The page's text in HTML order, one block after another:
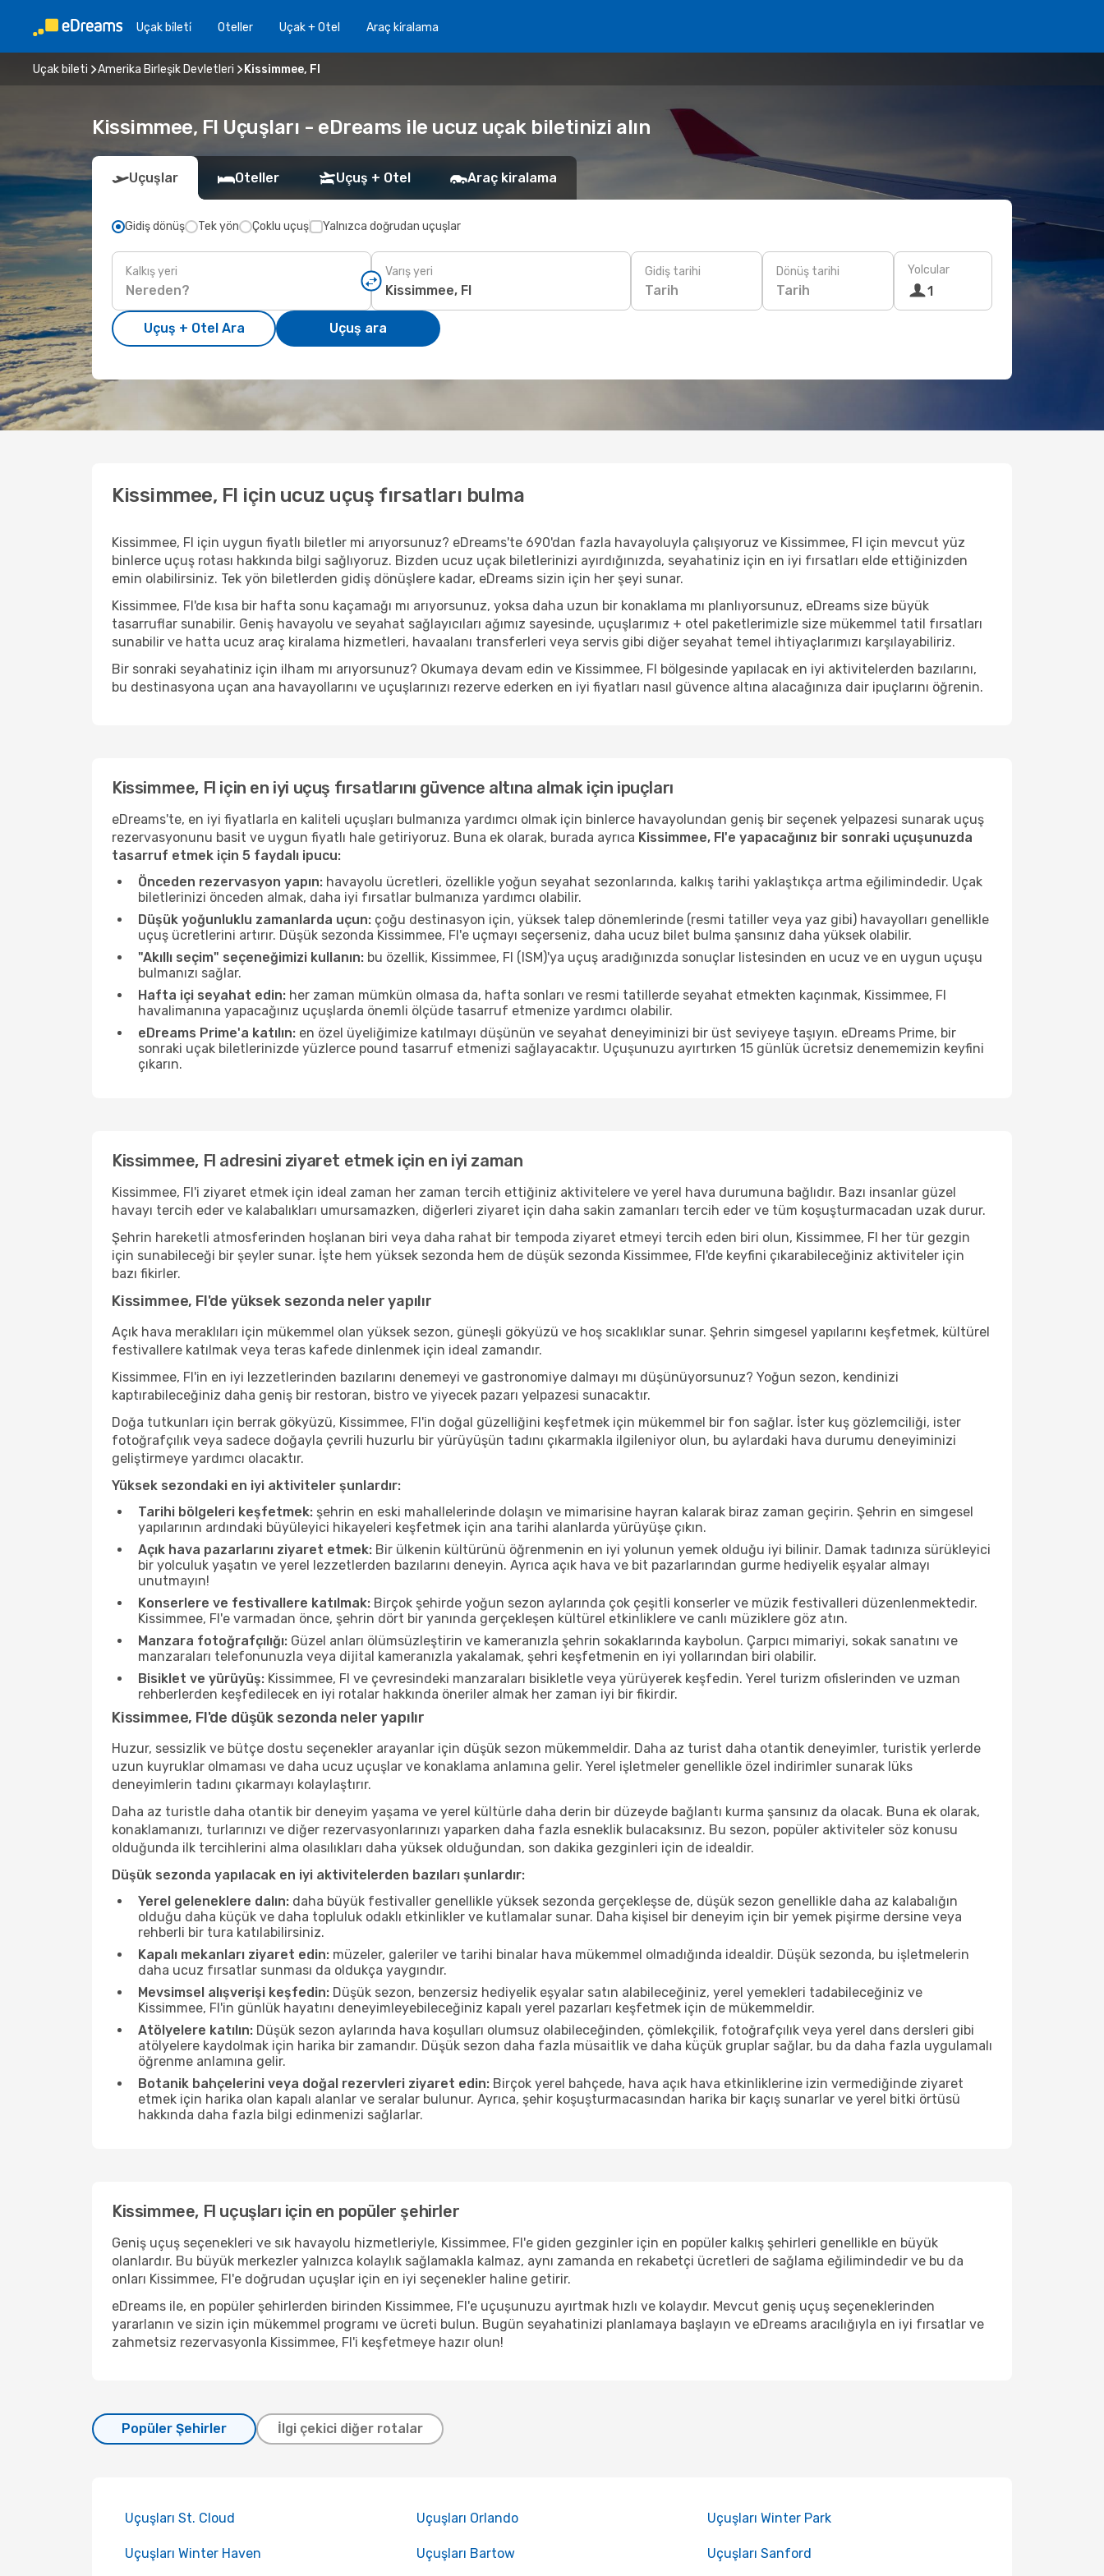
Uçak bi̇leti̇ Oteller Uçak + Otel Araç ki̇ralama
Uçak bileti Amerika Birleşik Devletleri Kissimmee, Fl
Kissimmee, Fl Uçuşları - eDreams ile ucuz uçak biletinizi alın
Uçuşlar Oteller Uçuş + Otel Araç kiralama
Gidiş dönüş Tek yön Çoklu uçuş Yalnızca doğrudan uçuşlar
Kalkış yeri Varış yeri Gidiş tarihi
Tarih
Dönüş tarihi
Tarih
Yolcular
1
Uçuş + Otel Ara Uçuş ara
Kissimmee, Fl için ucuz uçuş fırsatları bulma
Kissimmee, Fl için uygun fiyatlı biletler mi arıyorsunuz? eDreams'te 690'dan fazla havayoluyla çalışıyoruz ve Kissimmee, Fl için mevcut yüz
binlerce uçuş rotası hakkında bilgi sağlıyoruz. Bizden ucuz uçak biletlerinizi ayırdığınızda, seyahatiniz için en iyi fırsatları elde ettiğinizden
emin olabilirsiniz. Tek yön biletlerden gidiş dönüşlere kadar, eDreams sizin için her şeyi sunar.
Kissimmee, Fl'de kısa bir hafta sonu kaçamağı mı arıyorsunuz, yoksa daha uzun bir konaklama mı planlıyorsunuz, eDreams size büyük
tasarruflar sunabilir. Geniş havayolu ve seyahat sağlayıcıları ağımız sayesinde, uçuşlarımız + otel paketlerimizle size mükemmel tatil fırsatları
sunabilir ve hatta ucuz araç kiralama hizmetleri, havaalanı transferleri veya servis gibi diğer seyahat temel ihtiyaçlarımızı karşılayabiliriz.
Bir sonraki seyahatiniz için ilham mı arıyorsunuz? Okumaya devam edin ve Kissimmee, Fl bölgesinde yapılacak en iyi aktivitelerden bazılarını,
bu destinasyona uçan ana havayollarını ve uçuşlarınızı rezerve ederken en iyi fiyatları nasıl güvence altına alacağınıza dair ipuçlarını öğrenin.
Kissimmee, Fl için en iyi uçuş fırsatlarını güvence altına almak için ipuçları
eDreams'te, en iyi fiyatlarla en kaliteli uçuşları bulmanıza yardımcı olmak için binlerce havayolundan geniş bir seçenek yelpazesi sunarak uçuş
rezervasyonunu basit ve uygun fiyatlı hale getiriyoruz. Buna ek olarak, burada ayrıca Kissimmee, Fl'e yapacağınız bir sonraki uçuşunuzda
tasarruf etmek için 5 faydalı ipucu:
Önceden rezervasyon yapın: havayolu ücretleri, özellikle yoğun seyahat sezonlarında, kalkış tarihi yaklaştıkça artma eğilimindedir. Uçak
biletlerinizi önceden almak, daha iyi fırsatlar bulmanıza yardımcı olabilir.
Düşük yoğunluklu zamanlarda uçun: çoğu destinasyon için, yüksek talep dönemlerinde (resmi tatiller veya yaz gibi) havayolları genellikle
uçuş ücretlerini artırır. Düşük sezonda Kissimmee, Fl'e uçmayı seçerseniz, daha ucuz bilet bulma şansınız daha yüksek olabilir.
"Akıllı seçim" seçeneğimizi kullanın: bu özellik, Kissimmee, Fl (ISM)'ya uçuş aradığınızda sonuçlar listesinden en ucuz ve en uygun uçuşu
bulmanızı sağlar.
Hafta içi seyahat edin: her zaman mümkün olmasa da, hafta sonları ve resmi tatillerde seyahat etmekten kaçınmak, Kissimmee, Fl
havalimanına yapacağınız uçuşlarda önemli ölçüde tasarruf etmenize yardımcı olabilir.
eDreams Prime'a katılın: en özel üyeliğimize katılmayı düşünün ve seyahat deneyiminizi bir üst seviyeye taşıyın. eDreams Prime, bir
sonraki uçak biletlerinizde yüzlerce pound tasarruf etmenizi sağlayacaktır. Uçuşunuzu ayırtırken 15 günlük ücretsiz denememizin keyfini
çıkarın.
Kissimmee, Fl adresini ziyaret etmek için en iyi zaman
Kissimmee, Fl'i ziyaret etmek için ideal zaman her zaman tercih ettiğiniz aktivitelere ve yerel hava durumuna bağlıdır. Bazı insanlar güzel
havayı tercih eder ve kalabalıkları umursamazken, diğerleri ziyaret için daha sakin zamanları tercih eder ve tüm koşuşturmacadan uzak durur.
Şehrin hareketli atmosferinden hoşlanan biri veya daha rahat bir tempoda ziyaret etmeyi tercih eden biri olun, Kissimmee, Fl her tür gezgin
için sunabileceği bir şeyler sunar. İşte hem yüksek sezonda hem de düşük sezonda Kissimmee, Fl'de keyfini çıkarabileceğiniz aktiviteler için
bazı fikirler.
Kissimmee, Fl'de yüksek sezonda neler yapılır
Açık hava meraklıları için mükemmel olan yüksek sezon, güneşli gökyüzü ve hoş sıcaklıklar sunar. Şehrin simgesel yapılarını keşfetmek, kültürel
festivallere katılmak veya teras kafede dinlenmek için ideal zamandır.
Kissimmee, Fl'in en iyi lezzetlerinden bazılarını denemeyi ve gastronomiye dalmayı mı düşünüyorsunuz? Yoğun sezon, kendinizi
kaptırabileceğiniz daha geniş bir restoran, bistro ve yiyecek pazarı yelpazesi sunacaktır.
Doğa tutkunları için berrak gökyüzü, Kissimmee, Fl'in doğal güzelliğini keşfetmek için mükemmel bir fon sağlar. İster kuş gözlemciliği, ister
fotoğrafçılık veya sadece doğayla çevrili huzurlu bir yürüyüşün tadını çıkarmakla ilgileniyor olun, bu aylardaki hava durumu deneyiminizi
geliştirmeye yardımcı olacaktır.
Yüksek sezondaki en iyi aktiviteler şunlardır:
Tarihi bölgeleri keşfetmek: şehrin en eski mahallelerinde dolaşın ve mimarisine hayran kalarak biraz zaman geçirin. Şehrin en simgesel
yapılarının ardındaki büyüleyici hikayeleri keşfetmek için ana tarihi alanlarda yürüyüşe çıkın.
Açık hava pazarlarını ziyaret etmek: Bir ülkenin kültürünü öğrenmenin en iyi yolunun yemek olduğu iyi bilinir. Damak tadınıza sürükleyici
bir yolculuk yaşatın ve yerel lezzetlerden bazılarını deneyin. Ayrıca açık hava ve bit pazarlarından gurme hediyelik eşyalar almayı
unutmayın!
Konserlere ve festivallere katılmak: Birçok şehirde yoğun sezon aylarında çok çeşitli konserler ve müzik festivalleri düzenlenmektedir.
Kissimmee, Fl'e varmadan önce, şehrin dört bir yanında gerçekleşen kültürel etkinliklere ve canlı müziklere göz atın.
Manzara fotoğrafçılığı: Güzel anları ölümsüzleştirin ve kameranızla şehrin sokaklarında kaybolun. Çarpıcı mimariyi, sokak sanatını ve
manzaraları telefonunuzla veya dijital kameranızla yakalamak, şehri keşfetmenin en iyi yollarından biri olabilir.
Bisiklet ve yürüyüş: Kissimmee, Fl ve çevresindeki manzaraları bisikletle veya yürüyerek keşfedin. Yerel turizm ofislerinden ve uzman
rehberlerden keşfedilecek en iyi rotalar hakkında öneriler almak her zaman iyi bir fikirdir.
Kissimmee, Fl'de düşük sezonda neler yapılır
Huzur, sessizlik ve bütçe dostu seçenekler arayanlar için düşük sezon mükemmeldir. Daha az turist daha otantik deneyimler, turistik yerlerde
uzun kuyruklar olmaması ve daha ucuz uçuşlar ve konaklama anlamına gelir. Yerel işletmeler genellikle özel indirimler sunarak lüks
deneyimlerin tadını çıkarmayı kolaylaştırır.
Daha az turistle daha otantik bir deneyim yaşama ve yerel kültürle daha derin bir düzeyde bağlantı kurma şansınız da olacak. Buna ek olarak,
konaklamanızı, turlarınızı ve diğer rezervasyonlarınızı yaparken daha fazla esneklik bulacaksınız. Bu sezon, popüler aktiviteler söz konusu
olduğunda ilk tercihlerini alma olasılıkları daha yüksek olduğundan, son dakika gezginleri için de idealdir.
Düşük sezonda yapılacak en iyi aktivitelerden bazıları şunlardır:
Yerel geleneklere dalın: daha büyük festivaller genellikle yüksek sezonda gerçekleşse de, düşük sezon genellikle daha az kalabalığın
olduğu daha küçük ve daha topluluk odaklı etkinlikler ve kutlamalar sunar. Daha kişisel bir deneyim için bir yemek pişirme dersine veya
rehberli bir tura katılabilirsiniz.
Kapalı mekanları ziyaret edin: müzeler, galeriler ve tarihi binalar hava mükemmel olmadığında idealdir. Düşük sezonda, bu işletmelerin
daha ucuz fırsatlar sunması da oldukça yaygındır.
Mevsimsel alışverişi keşfedin: Düşük sezon, benzersiz hediyelik eşyalar satın alabileceğiniz, yerel yemekleri tadabileceğiniz ve
Kissimmee, Fl'in günlük hayatını deneyimleyebileceğiniz kapalı yerel pazarları keşfetmek için de mükemmeldir.
Atölyelere katılın: Düşük sezon aylarında hava koşulları olumsuz olabileceğinden, çömlekçilik, fotoğrafçılık veya yerel dans dersleri gibi
atölyelere kaydolmak için harika bir zamandır. Düşük sezon daha fazla müsaitlik ve daha küçük gruplar sağlar, bu da daha fazla uygulamalı
öğrenme anlamına gelir.
Botanik bahçelerini veya doğal rezervleri ziyaret edin: Birçok yerel bahçede, hava açık hava etkinliklerine izin vermediğinde ziyaret
etmek için harika olan kapalı alanlar ve seralar bulunur. Ayrıca, şehir koşuşturmacasından harika bir kaçış sunarlar ve yerel bitki örtüsü
hakkında daha fazla bilgi edinmenizi sağlarlar.
Kissimmee, Fl uçuşları için en popüler şehirler
Geniş uçuş seçenekleri ve sık havayolu hizmetleriyle, Kissimmee, Fl'e giden gezginler için en popüler kalkış şehirleri genellikle en büyük
olanlardır. Bu büyük merkezler yalnızca kolaylık sağlamakla kalmaz, aynı zamanda en rekabetçi ücretleri de sağlama eğilimindedir ve bu da
onları Kissimmee, Fl'e doğrudan uçuşlar için en iyi seçenekler haline getirir.
eDreams ile, en popüler şehirlerden birinden Kissimmee, Fl'e uçuşunuzu ayırtmak hızlı ve kolaydır. Mevcut geniş uçuş seçeneklerinden
yararlanın ve sizin için mükemmel programı ve ücreti bulun. Bugün seyahatinizi planlamaya başlayın ve eDreams aracılığıyla en iyi fırsatlar ve
zahmetsiz rezervasyonla Kissimmee, Fl'i keşfetmeye hazır olun!
Popüler Şehirler İlgi çekici diğer rotalar
Uçuşları St. Cloud Uçuşları Orlando Uçuşları Winter Park
Uçuşları Winter Haven Uçuşları Bartow Uçuşları Sanford